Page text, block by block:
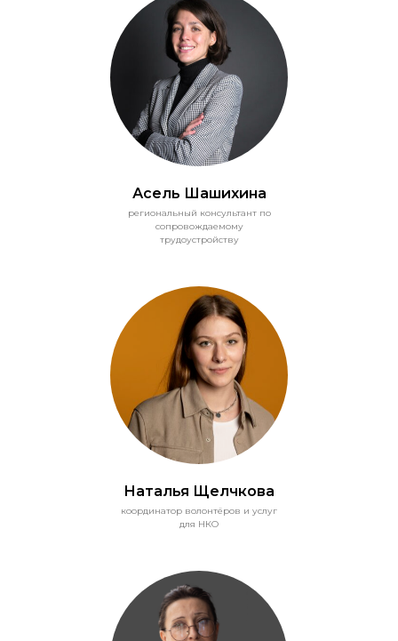
Асель Шашихина
региональный консультант по
сопровождаемому
трудоустройству
Наталья Щелчкова
координатор волонтёров и услуг
для НКО